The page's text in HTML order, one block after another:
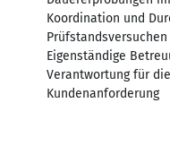
Koordination und
Eigenständige
Verantwortung für
Kundenanforderung